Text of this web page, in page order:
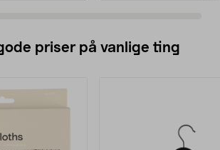
priser på vanlige ting